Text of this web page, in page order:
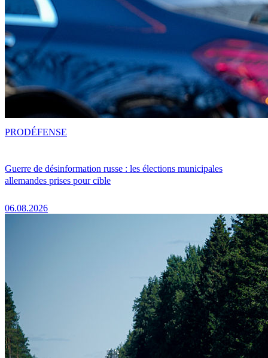
Guerre de désinformation russe : les élections municipales
allemandes prises pour cible
06.08.2026
PRODÉFENSE